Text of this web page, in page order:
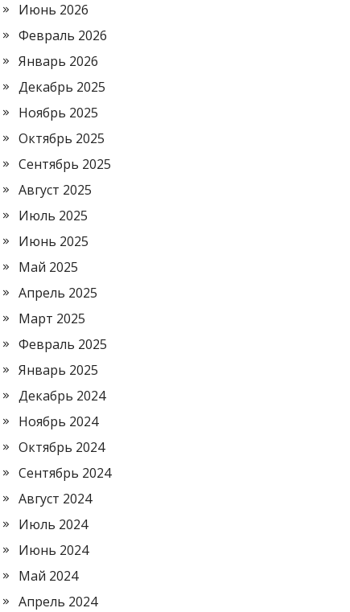
Июнь 2026
Февраль 2026
Январь 2026
Декабрь 2025
Ноябрь 2025
Октябрь 2025
Сентябрь 2025
Август 2025
Июль 2025
Июнь 2025
Май 2025
Апрель 2025
Март 2025
Февраль 2025
Январь 2025
Декабрь 2024
Ноябрь 2024
Октябрь 2024
Сентябрь 2024
Август 2024
Июль 2024
Июнь 2024
Май 2024
Апрель 2024